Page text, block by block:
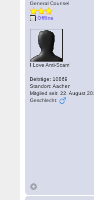
General Counsel
Offline
I Love Anti-Scam!
Beiträge: 10869
Standort: Aachen
Mitglied seit: 22. August
Geschlecht: